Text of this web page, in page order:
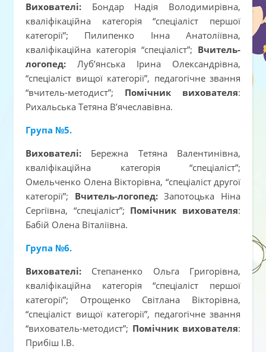
Вихователі: Бондар Надія Володимирівна,
кваліфікаційна категорія “спеціаліст першої
категорії”; Пилипенко Інна Анатоліївна,
кваліфікаційна категорія “спеціаліст”; Вчитель-
логопед: Луб’янська Ірина Олександрівна,
“спеціаліст вищої категорії”, педагогічне звання
“вчитель-методист”; Помічник вихователя:
Рихальська Тетяна В’ячеславівна.
Група №5.
Вихователі: Бережна Тетяна Валентинівна,
кваліфікаційна категорія “спеціаліст”;
Омельченко Олена Вікторівна, “спеціаліст другої
категорії”; Вчитель-логопед:Запотоцька Ніна
Сергіївна, “спеціаліст”; Помічник вихователя:
Бабій Олена Віталіївна.
Група №6.
Вихователі: Степаненко Ольга Григорівна,
кваліфікаційна категорія “спеціаліст першої
категорії”; Отрощенко Світлана Вікторівна,
“спеціаліст вищої категорії”, педагогічне звання
“вихователь-методист”; Помічник вихователя:
Прибіш І.В.